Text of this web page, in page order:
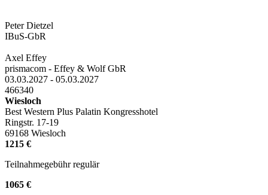
Peter Dietzel
IBuS-GbR
Axel Effey
prismacom - Effey & Wolf GbR
03.03.2027 - 05.03.2027
466340
Wiesloch
Best Western Plus Palatin Kongresshotel
Ringstr. 17-19
69168 Wiesloch
1215 €
Teilnahmegebühr regulär
1065 €